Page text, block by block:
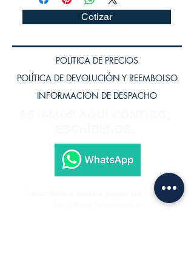
Cotizar
POLITICA DE PRECIOS
POLÍTICA DE DEVOLUCIÓN Y REEMBOLSO
INFORMACION DE DESPACHO
Subscríbete a nuestra página para recibir